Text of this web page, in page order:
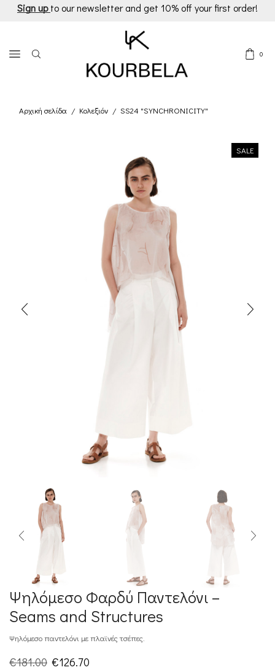
Sign up to our newsletter and get 10% off your first order!
0
Αρχική σελίδα / Κολεξιόν / SS24 "SYNCHRONICITY"
SALE
Ψηλόμεσο Φαρδύ Παντελόνι –
Seams and Structures
Ψηλόμεσο παντελόνι με πλαϊνές τσέπες.
€181.00 Original
€126.70